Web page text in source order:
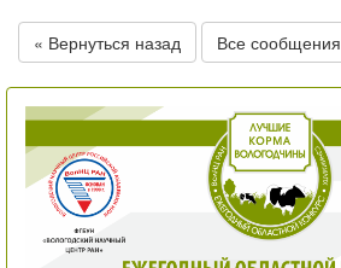
« Вернуться назад Все сообщения